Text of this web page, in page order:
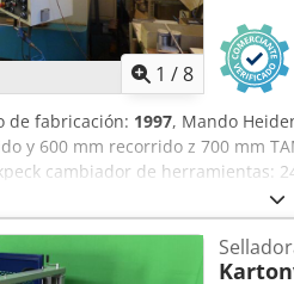
1 /8
de fabricación: 1997, Mando
y 600 mm recorrido z 700 mm
cambiador de herramientas: